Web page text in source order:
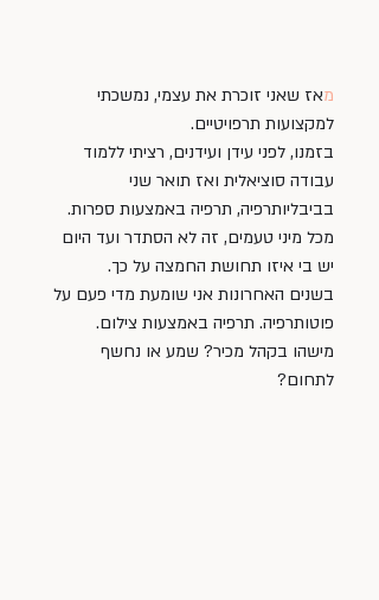
מאז שאני זוכרת את עצמי, נמשכתי
למקצועות תרפויטיים.
בזמנו, לפני עידן ועידנים, רציתי ללמוד
עבודה סוציאלית ואז תואר שני
בביבליותרפיה, תרפיה באמצעות ספרות.
מכל מיני טעמים, זה לא הסתדר ועד היום
יש בי איזו תחושת החמצה על כך.
בשנים האחרונות אני שומעת מדי פעם על
פוטותרפיה. תרפיה באמצעות צילום.
מישהו בקהל מכיר? שמע או נחשף
לתחום?